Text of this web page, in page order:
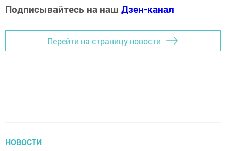
Подписывайтесь на наш Дзен-канал
Перейти на страницу новости
НОВОСТИ